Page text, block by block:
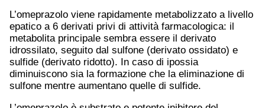
L’omeprazolo viene rapidamente metabolizzato a livello
epatico a 6 derivati privi di attività farmacologica: il
metabolita principale sembra essere il derivato
idrossilato, seguito dal sulfone (derivato ossidato) e
sulfide (derivato ridotto). In caso di ipossia
diminuiscono sia la formazione che la eliminazione di
sulfone mentre aumentano quelle di sulfide.